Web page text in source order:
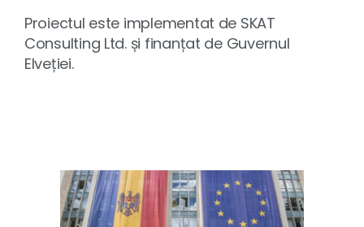
Proiectul este implementat de SKAT
Consulting Ltd. și finanțat de Guvernul
Elveției.